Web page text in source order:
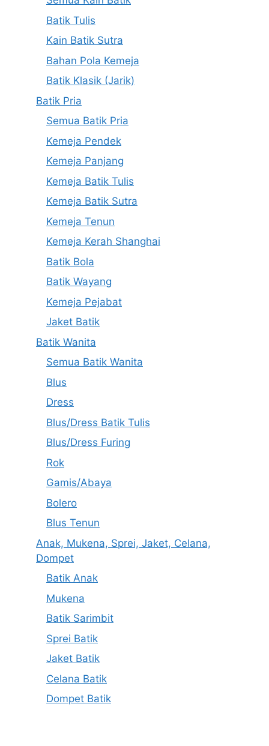
Batik Tulis
Kain Batik Sutra
Bahan Pola Kemeja
Batik Klasik (Jarik)
Batik Pria
Semua Batik Pria
Kemeja Pendek
Kemeja Panjang
Kemeja Batik Tulis
Kemeja Batik Sutra
Kemeja Tenun
Kemeja Kerah Shanghai
Batik Bola
Batik Wayang
Kemeja Pejabat
Jaket Batik
Batik Wanita
Semua Batik Wanita
Blus
Dress
Blus/Dress Batik Tulis
Blus/Dress Furing
Rok
Gamis/Abaya
Bolero
Blus Tenun
Anak, Mukena, Sprei, Jaket, Celana,
Dompet
Batik Anak
Mukena
Batik Sarimbit
Sprei Batik
Jaket Batik
Celana Batik
Dompet Batik